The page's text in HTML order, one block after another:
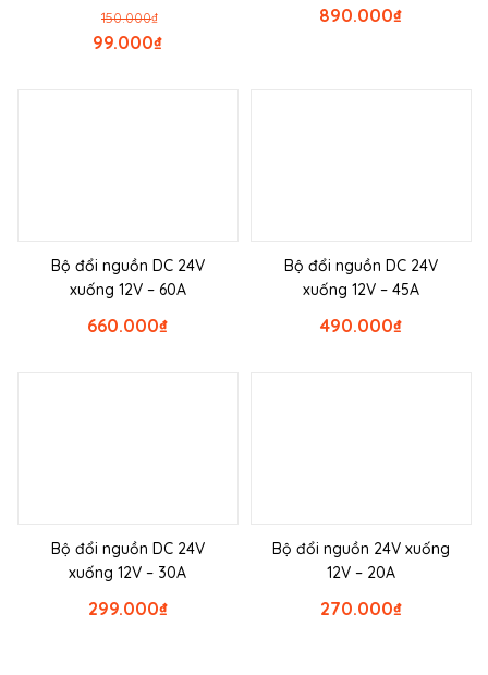
₫
150.000
₫
99.000
₫
890.000
Bộ đổi nguồn DC 24V
xuống 12V – 60A
₫
660.000
Bộ đổi nguồn DC 24V
xuống 12V – 45A
₫
490.000
Bộ đổi nguồn DC 24V
xuống 12V – 30A
₫
299.000
Bộ đổi nguồn 24V xuống
12V – 20A
₫
270.000